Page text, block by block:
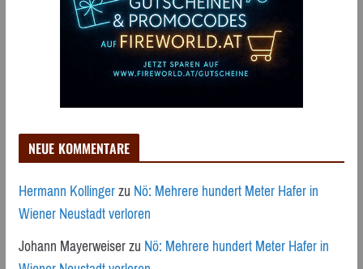
NEUE KOMMENTARE
Hermann KollingerzuNö: Mehrere hundert Meter Hafer in
Wiener Neustadt verloren
Johann MayerweiserzuNö: Mehrere hundert Meter Hafer in